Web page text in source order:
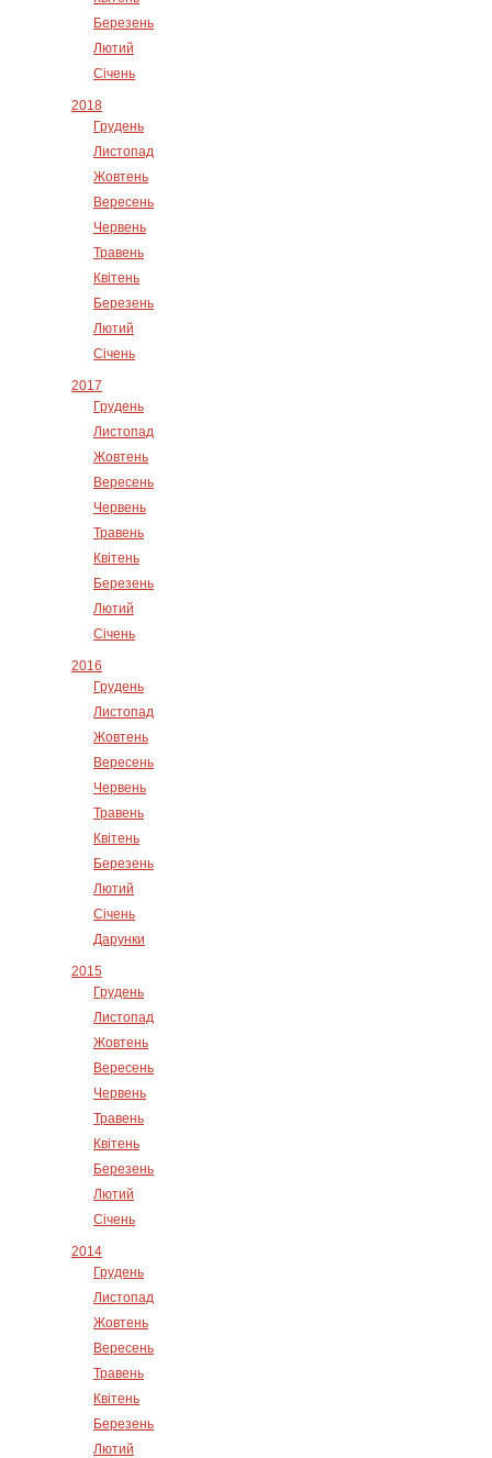
Березень
Лютий
Січень
2018
Грудень
Листопад
Жовтень
Вересень
Червень
Травень
Квітень
Березень
Лютий
Січень
2017
Грудень
Листопад
Жовтень
Вересень
Червень
Травень
Квітень
Березень
Лютий
Січень
2016
Грудень
Листопад
Жовтень
Вересень
Червень
Травень
Квітень
Березень
Лютий
Січень
Дарунки
2015
Грудень
Листопад
Жовтень
Вересень
Червень
Травень
Квітень
Березень
Лютий
Січень
2014
Грудень
Листопад
Жовтень
Вересень
Травень
Квітень
Березень
Лютий